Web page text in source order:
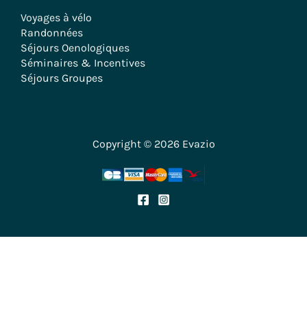
Voyages à vélo
Randonnées
Séjours Oenologiques
Séminaires & Incentives
Séjours Groupes
Copyright © 2026 Evazio